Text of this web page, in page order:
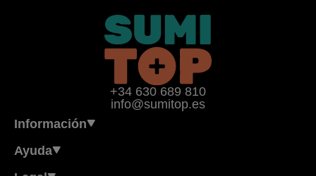
+34 630 689 810
info@sumitop.es
Información
Ayuda